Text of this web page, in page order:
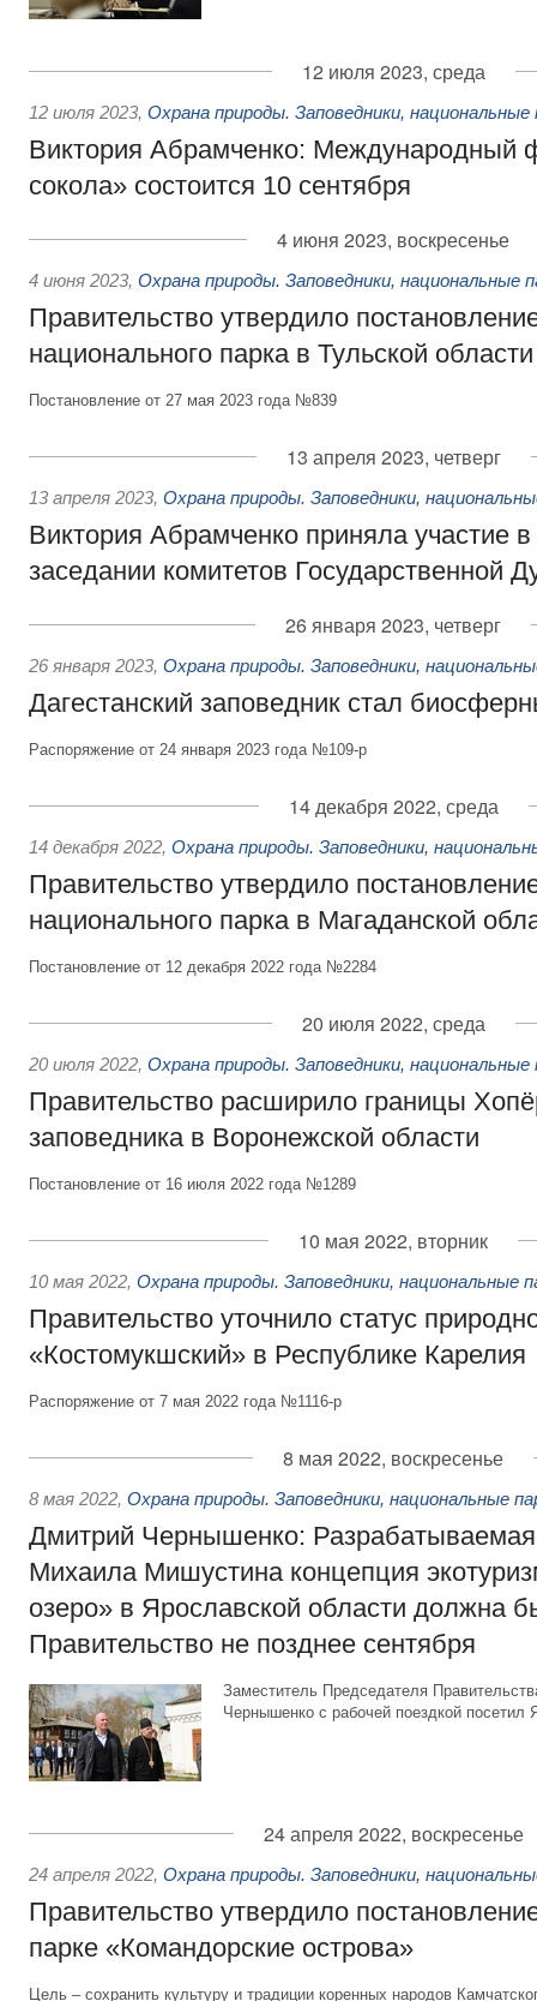
12 июля 2023, среда
12 июля 2023, Охрана природы. Заповедники, национальные
Виктория Абрамченко: Международный
сокола» состоится 10 сентября
4 июня 2023, воскресенье
4 июня 2023, Охрана природы. Заповедники, национальные
Правительство утвердило
национального парка в Тульской области
Постановление от 27 мая 2023 года №839
13 апреля 2023, четверг
13 апреля 2023, Охрана природы. Заповедники,
Виктория Абрамченко приняла участие
заседании комитетов Государственной
26 января 2023, четверг
26 января 2023, Охрана природы. Заповедники,
Дагестанский заповедник стал
Распоряжение от 24 января 2023 года №109-р
14 декабря 2022, среда
14 декабря 2022, Охрана природы. Заповедники,
Правительство утвердило
национального парка в Магаданской
Постановление от 12 декабря 2022 года №2284
20 июля 2022, среда
20 июля 2022, Охрана природы. Заповедники, национальные
Правительство расширило границы
заповедника в Воронежской области
Постановление от 16 июля 2022 года №1289
10 мая 2022, вторник
10 мая 2022, Охрана природы. Заповедники, национальные
Правительство уточнило статус
«Костомукшский» в Республике Карелия
Распоряжение от 7 мая 2022 года №1116-р
8 мая 2022, воскресенье
8 мая 2022, Охрана природы. Заповедники, национальные
Дмитрий Чернышенко:
Михаила Мишустина концепция
озеро» в Ярославской области должна
Правительство не позднее сентября
Заместитель Председателя
Чернышенко с рабочей поездкой посетил
24 апреля 2022, воскресенье
24 апреля 2022, Охрана природы. Заповедники,
Правительство утвердило
парке «Командорские острова»
Цель – сохранить культуру и традиции коренных народов